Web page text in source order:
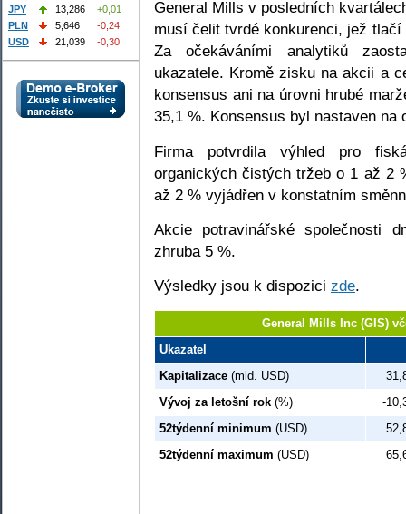
General Mills v posledních
musí čelit tvrdé konkurenci, jež
Za očekáváními analytiků
ukazatele. Kromě zisku na akcii a
konsensus ani na úrovni hrubé
35,1 %. Konsensus byl nastaven na
Firma potvrdila výhled pro
organických čistých tržeb o 1 až 2
až 2 % vyjádřen v konstatním
Akcie potravinářské společnosti
zhruba 5 %.
Výsledky jsou k dispozici zde.
General Mills Inc (GIS)
Ukazatel
Kapitalizace (mld. USD)
Vývoj za letošní rok (%)
-
52týdenní minimum (USD)
52týdenní maximum (USD)
JPY
13,286
+0,01
PLN
5,646
-0,24
USD
21,039 -0,30